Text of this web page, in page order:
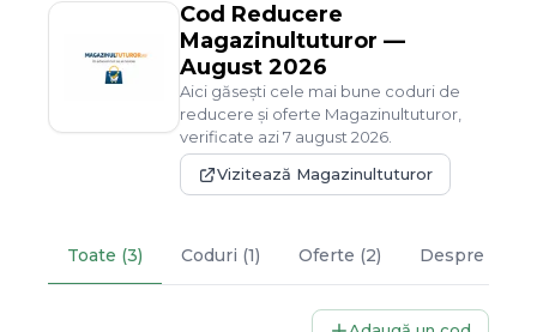
Cod Reducere
Magazinultuturor —
August 2026
Aici găsești cele mai bune coduri de
reducere și oferte Magazinultuturor
verificate azi7 august 2026
Vizitează Magazinultuturor
Toate (3) Coduri (1) Oferte (2) Despre